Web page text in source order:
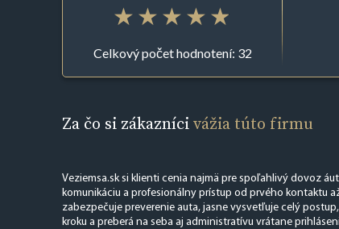
Celkový počet hodnotení: 32
Za čo si zákaznícivážia túto firmu
Veziemsa.sk si klienti cenia najmä pre spoľahlivý dovoz
komunikáciu a profesionálny prístup od prvého kontaktu
zabezpečuje preverenie auta, jasne vysvetľuje celý
kroku a preberá na seba aj administratívu vrátane